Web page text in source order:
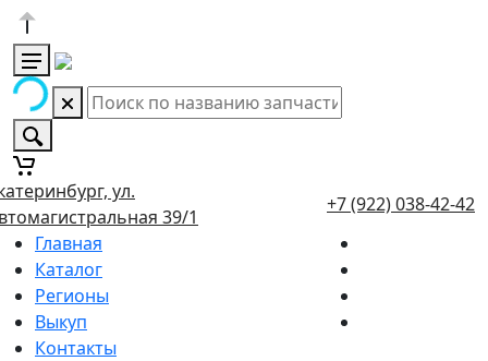
ул.
39/1
+7 (922) 038-42-42
Главная
Каталог
Регионы
Выкуп
Контакты